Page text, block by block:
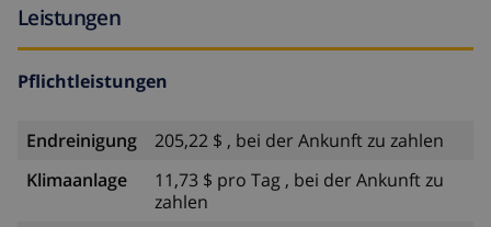
Leistungen
Pflichtleistungen
Endreinigung
205,22 $ , bei der Ankunft zu zahlen
Klimaanlage
11,73 $ pro Tag , bei der Ankunft zu
zahlen